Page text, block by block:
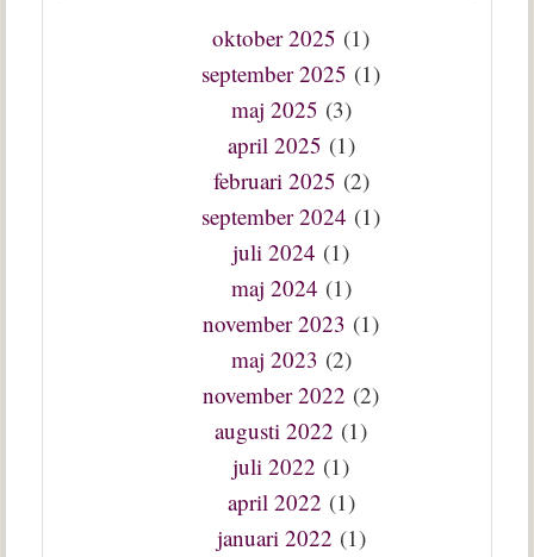
oktober 2025 (1)
september 2025 (1)
maj 2025 (3)
april 2025 (1)
februari 2025 (2)
september 2024 (1)
juli 2024 (1)
maj 2024 (1)
november 2023 (1)
maj 2023 (2)
november 2022 (2)
augusti 2022 (1)
juli 2022 (1)
april 2022 (1)
januari 2022 (1)